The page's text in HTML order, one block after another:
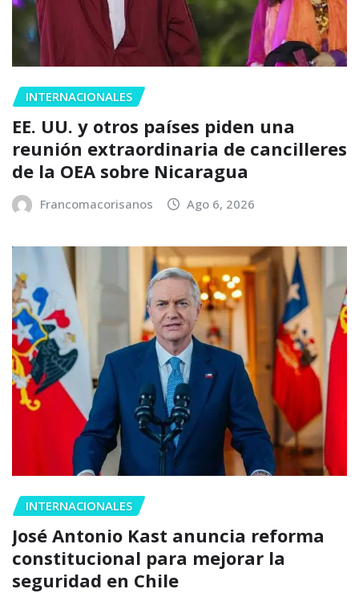
INTERNACIONALES
EE. UU. y otros países piden una
reunión extraordinaria de cancilleres
de la OEA sobre Nicaragua
Francomacorisanos Ago 6, 2026
INTERNACIONALES
José Antonio Kast anuncia reforma
constitucional para mejorar la
seguridad en Chile